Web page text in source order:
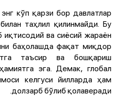
кўп қарзи бор давлатлар
таҳлил қилинмайди. Бу
ва сиёсий жараён
баҳолашда фақат миқдор
таъсир ва бошқариш
эга. Демак, глобал
келгуси йилларда ҳам
долзарб бўлиб қолаверади.